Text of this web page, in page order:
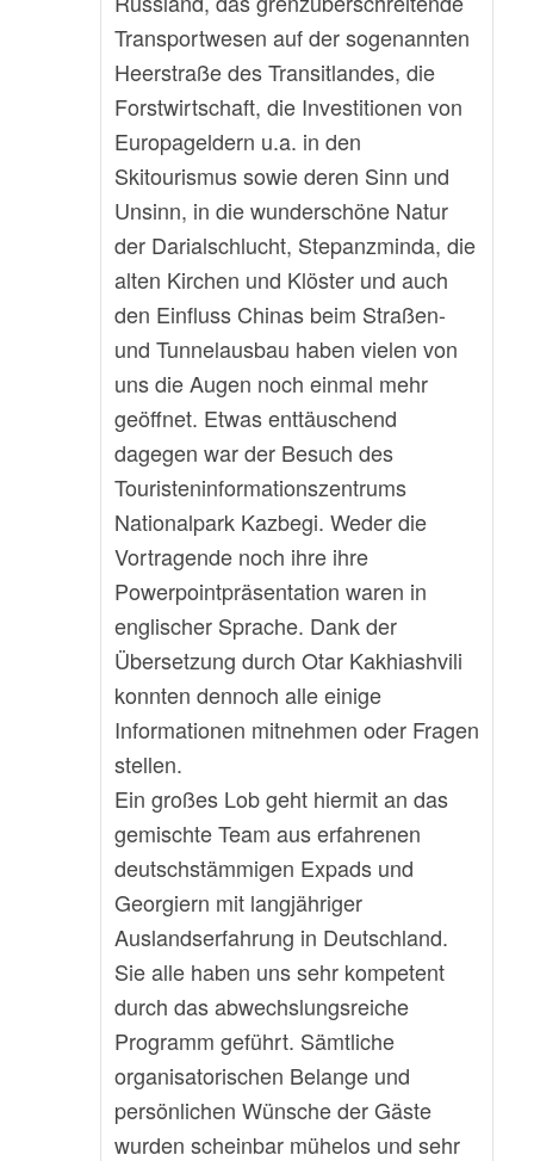
Transportwesen auf der sogenannten
Heerstraße des Transitlandes, die
Forstwirtschaft, die Investitionen von
Europageldern u.a. in den
Skitourismus sowie deren Sinn und
Unsinn, in die wunderschöne Natur
der Darialschlucht, Stepanzminda, die
alten Kirchen und Klöster und auch
den Einfluss Chinas beim Straßen-
und Tunnelausbau haben vielen von
uns die Augen noch einmal mehr
geöffnet. Etwas enttäuschend
dagegen war der Besuch des
Touristeninformationszentrums
Nationalpark Kazbegi. Weder die
Vortragende noch ihre ihre
Powerpointpräsentation waren in
englischer Sprache. Dank der
Übersetzung durch Otar Kakhiashvili
konnten dennoch alle einige
Informationen mitnehmen oder Fragen
stellen.
Ein großes Lob geht hiermit an das
gemischte Team aus erfahrenen
deutschstämmigen Expads und
Georgiern mit langjähriger
Auslandserfahrung in Deutschland.
Sie alle haben uns sehr kompetent
durch das abwechslungsreiche
Programm geführt. Sämtliche
organisatorischen Belange und
persönlichen Wünsche der Gäste
wurden scheinbar mühelos und sehr